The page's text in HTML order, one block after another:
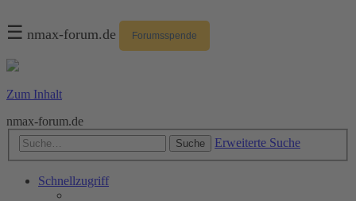
☰ nmax-forum.de Forumsspende
Zum Inhalt
nmax-forum.de
Suche Erweiterte Suche
Schnellzugriff